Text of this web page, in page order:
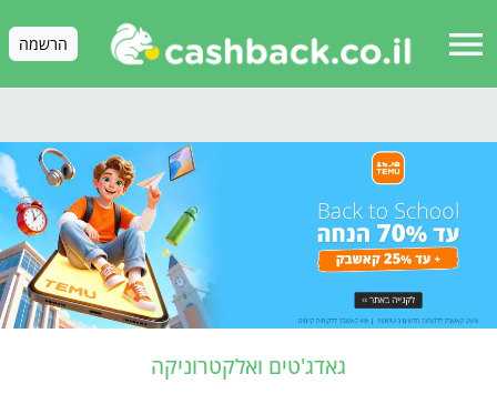
menu הרשמה
גאדג'טים ואלקטרוניקה